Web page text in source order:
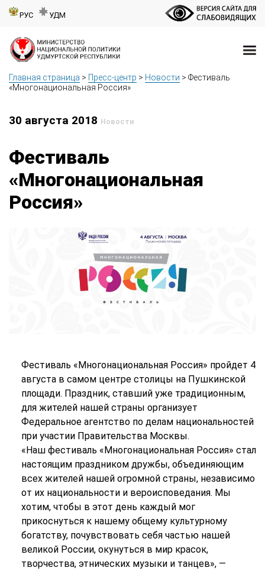
РУС УДМ
Главная страница > Пресс-центр > Новости > Фестиваль
«Многонациональная Россия»
30 августа 2018 Новости
Фестиваль
«Многонациональная
Россия»
Фестиваль «Многонациональная Россия» пройдет 4
августа в самом центре столицы на Пушкинской
площади. Праздник, ставший уже традиционным,
для жителей нашей страны организует
Федеральное агентство по делам национальностей
при участии Правительства Москвы.
«Наш фестиваль «Многонациональная Россия» стал
настоящим праздником дружбы, объединяющим
всех жителей нашей огромной страны, независимо
от их национальности и вероисповедания. Мы
хотим, чтобы в этот день каждый мог
прикоснуться к нашему общему культурному
богатству, почувствовать себя частью нашей
великой России, окунуться в мир красок,
творчества, этнических музыки и танцев», —